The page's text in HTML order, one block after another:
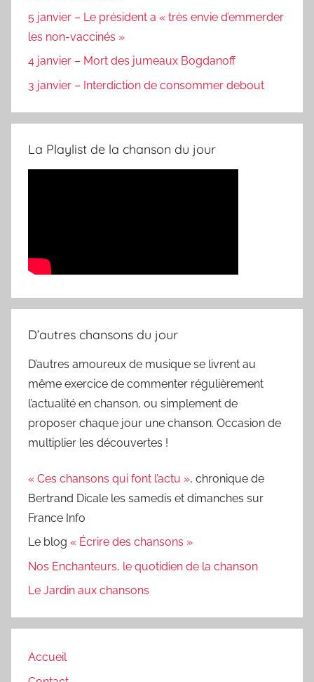
5 janvier – Le président a « très envie d’emmerder
les non-vaccinés »
4 janvier – Mort des jumeaux Bogdanoff
3 janvier – Interdiction de consommer debout
La Playlist de la chanson du jour
D’autres chansons du jour
D’autres amoureux de musique se livrent au
même exercice de commenter régulièrement
l’actualité en chanson, ou simplement de
proposer chaque jour une chanson. Occasion de
multiplier les découvertes !
« Ces chansons qui font l’actu », chronique de
Bertrand Dicale les samedis et dimanches sur
France Info
Le blog « Écrire des chansons »
Nos Enchanteurs, le quotidien de la chanson
Le Jardin aux chansons
Accueil